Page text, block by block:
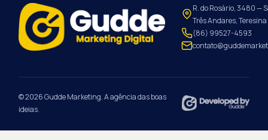
R. do Rosário, 3480 —
Três Andares,
(86) 99527-4593
© 2026 Gudde Marketing. A agência das boas
ideias.